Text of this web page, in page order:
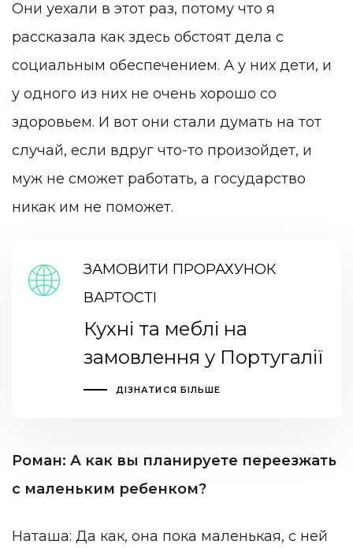
Они уехали в этот раз, потому что я
рассказала как здесь обстоят дела с
социальным обеспечением. А у них дети, и
у одного из них не очень хорошо со
здоровьем. И вот они стали думать на тот
случай, если вдруг что-то произойдет, и
муж не сможет работать, а государство
никак им не поможет.
ЗАМОВИТИ ПРОРАХУНОК
ВАРТОСТІ
Кухні та меблі на
замовлення у Португалії
ДІЗНАТИСЯ БІЛЬШЕ
Роман: А как вы планируете переезжать
с маленьким ребенком?
Наташа: Да как, она пока маленькая, с ней